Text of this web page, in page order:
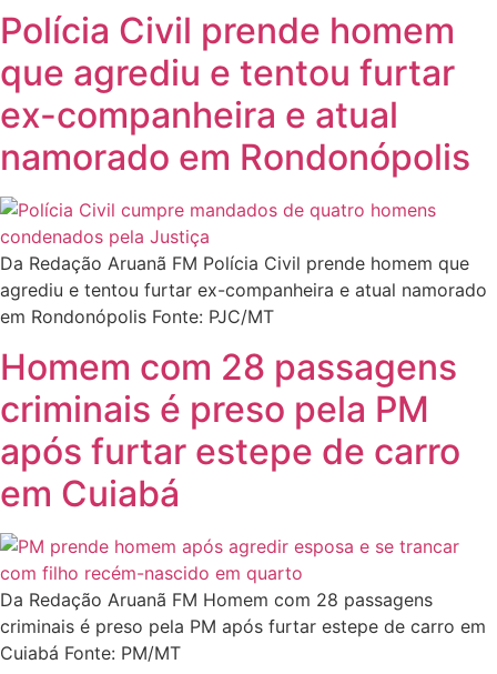
Polícia Civil prende homem
que agrediu e tentou furtar
ex-companheira e atual
namorado em Rondonópolis
Da Redação Aruanã FM Polícia Civil prende homem que
agrediu e tentou furtar ex-companheira e atual namorado
em Rondonópolis Fonte: PJC/MT
Homem com 28 passagens
criminais é preso pela PM
após furtar estepe de carro
em Cuiabá
Da Redação Aruanã FM Homem com 28 passagens
criminais é preso pela PM após furtar estepe de carro em
Cuiabá Fonte: PM/MT